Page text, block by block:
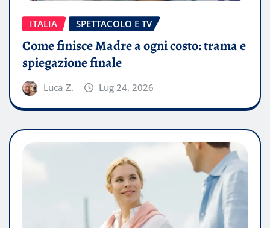
ITALIA SPETTACOLO E TV
Come finisce Madre a ogni costo: trama e
spiegazione finale
Luca Z. Lug 24, 2026